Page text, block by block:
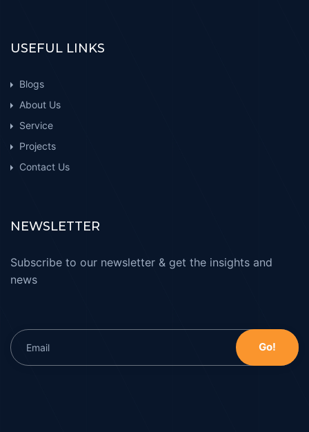
USEFUL LINKS
Blogs
About Us
Service
Projects
Contact Us
NEWSLETTER
Subscribe to our newsletter & get the insights and
news